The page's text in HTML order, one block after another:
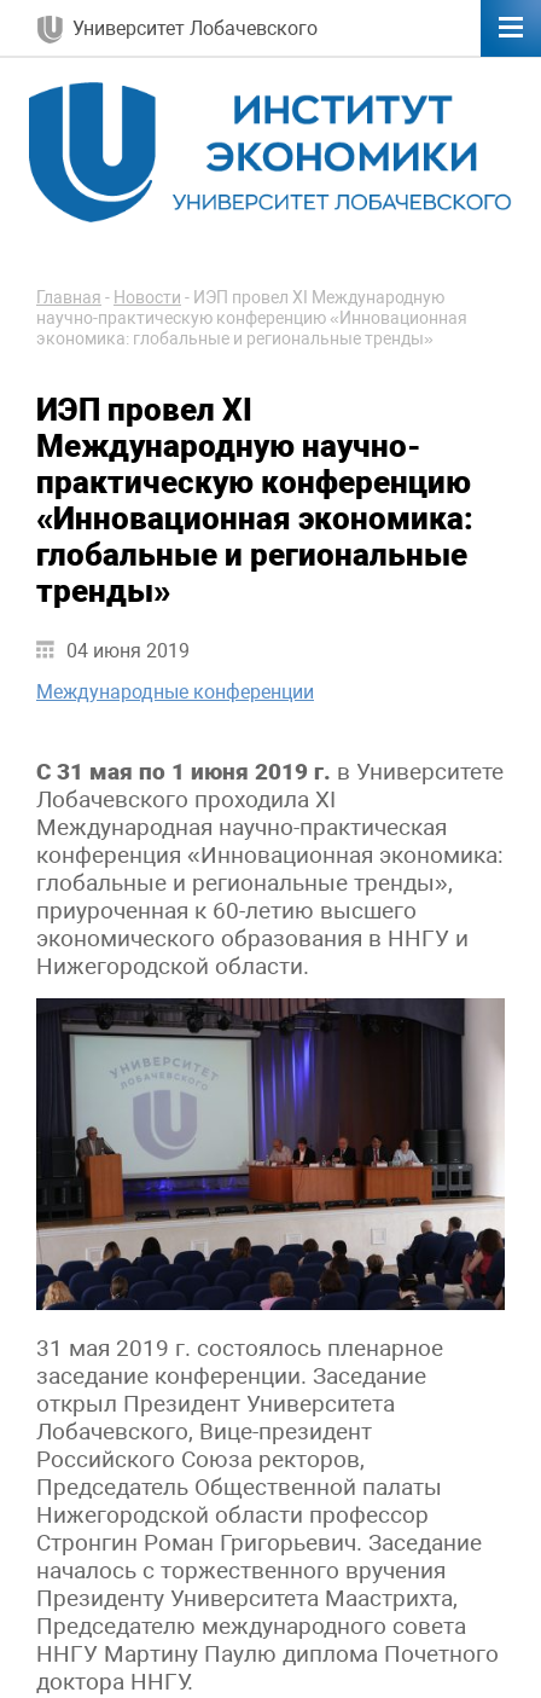
Университет Лобачевского
Главная - Новости - ИЭП провел XI Международную
научно-практическую конференцию «Инновационная
экономика: глобальные и региональные тренды»
ИЭП провел XI
Международную научно-
практическую конференцию
«Инновационная экономика:
глобальные и региональные
тренды»
04 июня 2019
Международные конференции
С 31 мая по 1 июня 2019 г. в Университете
Лобачевского проходила XI
Международная научно-практическая
конференция «Инновационная экономика:
глобальные и региональные тренды»,
приуроченная к 60-летию высшего
экономического образования в ННГУ и
Нижегородской области.
31 мая 2019 г. состоялось пленарное
заседание конференции. Заседание
открыл Президент Университета
Лобачевского, Вице-президент
Российского Союза ректоров,
Председатель Общественной палаты
Нижегородской области профессор
Стронгин Роман Григорьевич. Заседание
началось с торжественного вручения
Президенту Университета Маастрихта,
Председателю международного совета
ННГУ Мартину Паулю диплома Почетного
доктора ННГУ.